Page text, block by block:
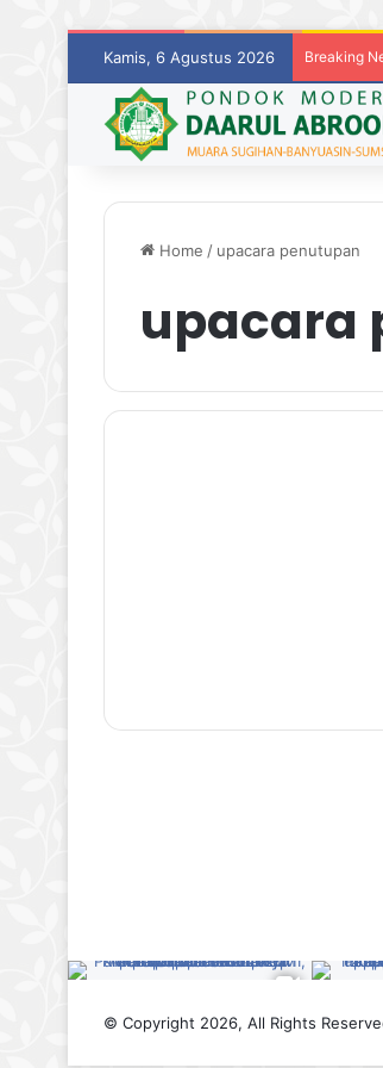
Kamis, 6 Agustus 2026 Breaking
Home / upacara penutupan
upacara
© Copyright 2026, All Rights